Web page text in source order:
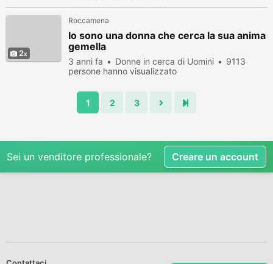
2
Roccamena
Io sono una donna che cerca la sua anima
gemella
3 anni fa Donne in cerca di Uomini
9113
persone hanno visualizzato
1 2 3
Sei un venditore professionale? Creare un account